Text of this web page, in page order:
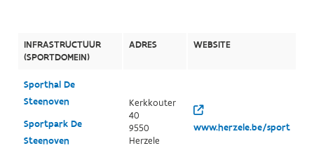
INFRASTRUCTUUR
(SPORTDOMEIN)
ADRES WEBSITE
Sporthal De
Steenoven
Sportpark De
Steenoven
Kerkkouter
40
9550
Herzele
www.herzele.be/sport